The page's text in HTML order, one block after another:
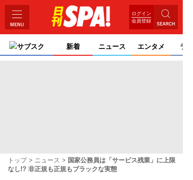
ログイン
会員登録
サブスク 新着 ニュース エンタメ ライ
トップ ニュース
国家公務員は「サービス残業」に上限
なし!? 非正規も正規もブラックな実態